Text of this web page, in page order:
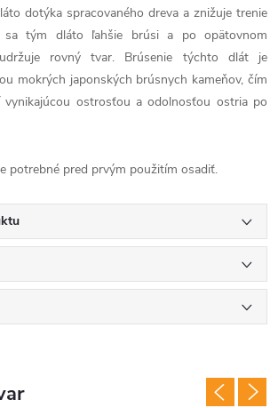
dotýka spracovaného dreva a znižuje trenie
sa tým dláto ľahšie brúsi a po opätovnom
rovný tvar. Brúsenie týchto dlát je
mokrých japonských brúsnych kameňov, čím
vynikajúcou ostrosťou a odolnosťou ostria po
potrebné pred prvým použitím osadiť.